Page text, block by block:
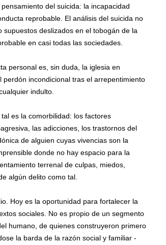
del suicida: la incapacidad
reprobable. El análisis del suicida no
deslizados en el tobogán de la
en casi todas las sociedades.
personal es, sin duda, la iglesia en
incondicional tras el arrepentimiento
indulto.
es la comorbilidad: los factores
las adicciones, los trastornos del
de alguien cuyas vivencias son la
donde no hay espacio para la
terrenal de culpas, miedos,
algún delito como tal.
Hoy es la oportunidad para fortalecer la
sociales. No es propio de un segmento
humano, de quienes construyeron primero
la barda de la razón social y familiar -